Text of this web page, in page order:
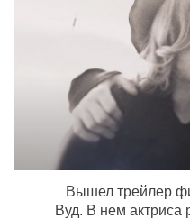
Вышел трейлер
Вуд. В нем актриса